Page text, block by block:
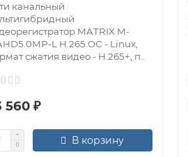
канальный
MATRIX M-
L H.265.ОС - Linux,
сжатия видео - H.265+, п..
560 ₽
В корзину